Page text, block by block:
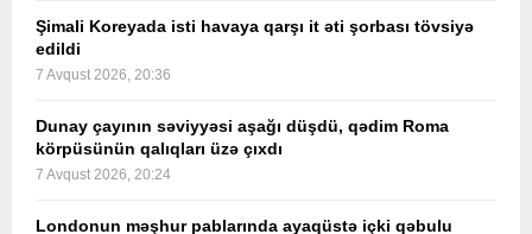
Şimali Koreyada isti havaya qarşı it əti şorbası tövsiyə
edildi
7 Avqust 2026, 20:36
Dunay çayının səviyyəsi aşağı düşdü, qədim Roma
körpüsünün qalıqları üzə çıxdı
7 Avqust 2026, 20:24
Londonun məşhur pablarında ayaqüstə içki qəbulu